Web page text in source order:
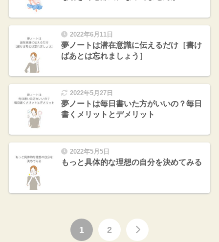
2022年6月11日
夢ノートは潜在意識に伝えるだけ［書け
ばあとは忘れましょう］
2022年5月27日
夢ノートは毎日書いた方がいいの？毎日
書くメリットとデメリット
2022年5月5日
もっと具体的な理想の自分を決めてみる
1 2